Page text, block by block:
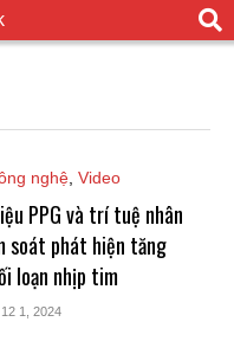
nghệ, Video
PPG và trí tuệ nhân
soát phát hiện tăng
loạn nhịp tim
1, 2024